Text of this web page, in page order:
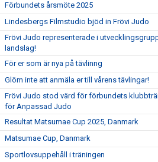
Förbundets årsmöte 2025
Lindesbergs Filmstudio bjöd in Frövi Judo
Frövi Judo representerade i
landslag!
För er som är nya på tävlinng
Glöm inte att anmäla er till vårens tävlingar!
Frövi Judo stod värd för förbundets
för Anpassad Judo
Resultat Matsumae Cup 2025, Danmark
Matsumae Cup, Danmark
Sportlovsuppehåll i träningen